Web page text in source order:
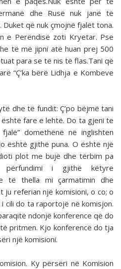
dhe Rusë nuk janë të
që nuk çmojnë fjalët tona.
e Perëndisë zoti Kryetar. Pse
të më jipni atë huan prej 500
para se të nis të flas.Tani që
“Ç’ka bërë Lidhja e Kombeve
dhe të fundit: Ç’po bëjmë tani
fare e lehtë. Do ta gjeni te
domethënë në inglishten
është gjithë puna. O është një
plot me bujë dhe tërbim pa
përfundimi i gjithë këtyre
të thella mi çarmatimin dhe
referian një komisioni, o co; o
cili do ta raportojë në komisjon.
ndonjë konference që do
pritmen. Kjo konferencë do tja
një komisioni.
Ky përsëri në Komision